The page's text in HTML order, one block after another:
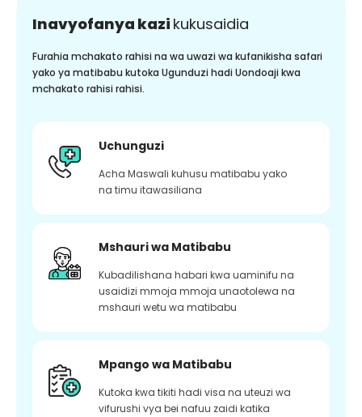
Inavyofanya kazi kukusaidia
Furahia mchakato rahisi na wa uwazi wa kufanikisha safari
yako ya matibabu kutoka Ugunduzi hadi Uondoaji kwa
mchakato rahisi rahisi.
Uchunguzi
Acha Maswali kuhusu matibabu yako
na timu itawasiliana
Mshauri wa Matibabu
Kubadilishana habari kwa uaminifu na
usaidizi mmoja mmoja unaotolewa na
mshauri wetu wa matibabu
Mpango wa Matibabu
Kutoka kwa tikiti hadi visa na uteuzi wa
vifurushi vya bei nafuu zaidi katika